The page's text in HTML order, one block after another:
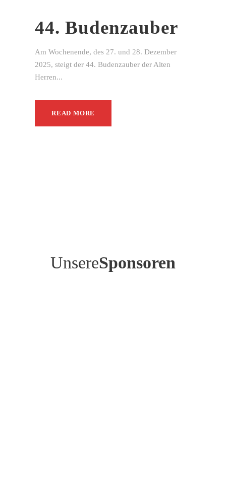
44. Budenzauber
Am Wochenende, des 27. und 28. Dezember
2025, steigt der 44. Budenzauber der Alten
Herren...
READ MORE
UnsereSponsoren